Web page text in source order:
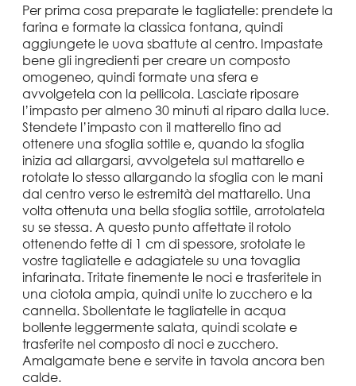
Per prima cosa preparate le tagliatelle: prendete la
farina e formate la classica fontana, quindi
aggiungete le uova sbattute al centro. Impastate
bene gli ingredienti per creare un composto
omogeneo, quindi formate una sfera e
avvolgetela con la pellicola. Lasciate riposare
l’impasto per almeno 30 minuti al riparo dalla luce.
Stendete l’impasto con il matterello fino ad
ottenere una sfoglia sottile e, quando la sfoglia
inizia ad allargarsi, avvolgetela sul mattarello e
rotolate lo stesso allargando la sfoglia con le mani
dal centro verso le estremità del mattarello. Una
volta ottenuta una bella sfoglia sottile, arrotolatela
su se stessa. A questo punto affettate il rotolo
ottenendo fette di 1 cm di spessore, srotolate le
vostre tagliatelle e adagiatele su una tovaglia
infarinata. Tritate finemente le noci e trasferitele in
una ciotola ampia, quindi unite lo zucchero e la
cannella. Sbollentate le tagliatelle in acqua
bollente leggermente salata, quindi scolate e
trasferite nel composto di noci e zucchero.
Amalgamate bene e servite in tavola ancora ben
calde.